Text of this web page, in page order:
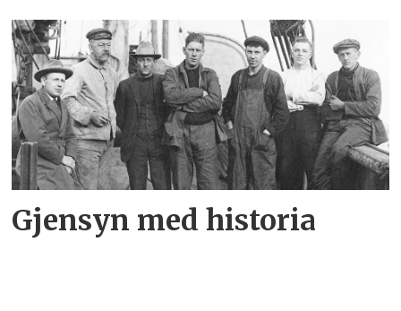
Gjensyn med historia